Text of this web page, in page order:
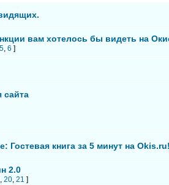
вам хотелось бы видеть на
5, 6 ]
сайта
Гостевая книга за 5 минут на
2.0
, 20, 21 ]